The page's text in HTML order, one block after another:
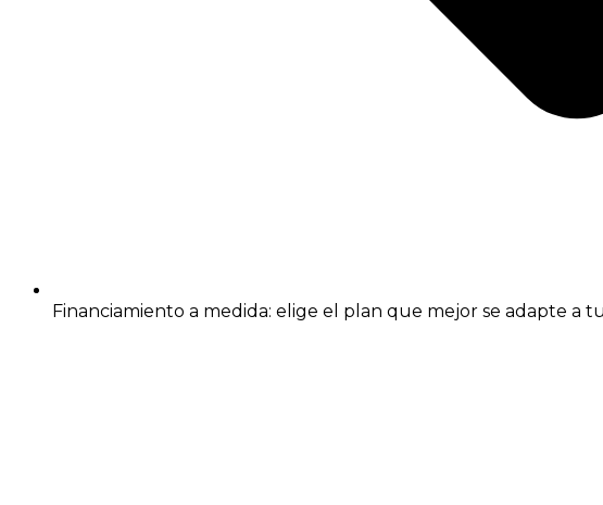
Financiamiento a medida: elige el plan que mejor se adapte a